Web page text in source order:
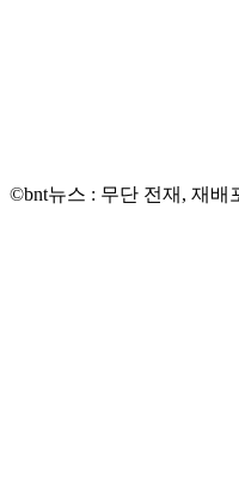
©bnt뉴스 : 무단 전재, 재배